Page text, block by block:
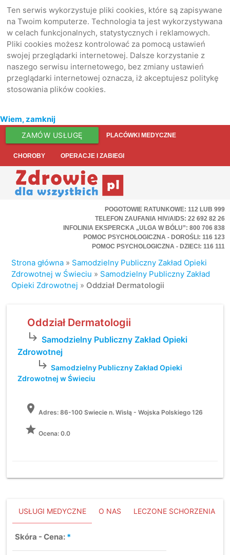
Ten serwis wykorzystuje pliki cookies, które są zapisywane
na Twoim komputerze. Technologia ta jest wykorzystywana
w celach funkcjonalnych, statystycznych i reklamowych.
Pliki cookies możesz kontrolować za pomocą ustawień
swojej przeglądarki internetowej. Dalsze korzystanie z
naszego serwisu internetowego, bez zmiany ustawień
przeglądarki internetowej oznacza, iż akceptujesz politykę
stosowania plików cookies.
Wiem, zamknij
ZAMÓW USŁUGĘ PLACÓWKI MEDYCZNE
CHOROBY OPERACJE I ZABIEGI
POGOTOWIE RATUNKOWE: 112 LUB 999
TELEFON ZAUFANIA HIV/AIDS: 22 692 82 26
INFOLINIA EKSPERCKA „ULGA W BÓLU”: 800 706 838
POMOC PSYCHOLOGICZNA - DOROŚLI: 116 123
POMOC PSYCHOLOGICZNA - DZIECI: 116 111
Strona główna » Samodzielny Publiczny Zakład Opieki
Zdrowotnej w Świeciu » Samodzielny Publiczny Zakład
Opieki Zdrowotnej » Oddział Dermatologii
Oddział Dermatologii
subdirectory_arrow_right Samodzielny Publiczny Zakład Opieki
Zdrowotnej
subdirectory_arrow_right Samodzielny Publiczny Zakład Opieki
Zdrowotnej w Świeciu
location_on Adres:86-100 Swiecie n. Wisłą - Wojska Polskiego 126
grade Ocena: 0.0
USŁUGI MEDYCZNE O NAS LECZONE SCHORZENIA
Skóra - Cena: *